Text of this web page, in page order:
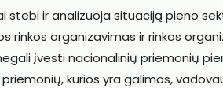
stebi ir analizuoja situaciją pieno
rinkos organizavimas ir rinkos
įvesti nacionalinių priemonių
kurios yra galimos,